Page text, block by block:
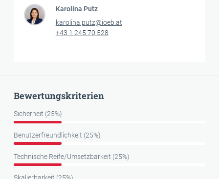
Karolina Putz
karolina.putz@ioeb.at
+43 1 245 70 528
Bewertungskriterien
Sicherheit (25%)
Benutzerfreundlichkeit (25%)
Technische Reife/Umsetzbarkeit (25%)